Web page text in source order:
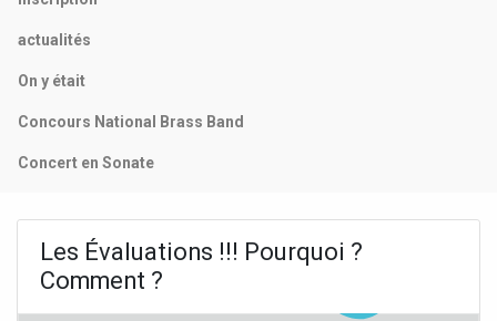
actualités
On y était
Concours National Brass Band
Concert en Sonate
Les Évaluations !!! Pourquoi ?
Comment ?